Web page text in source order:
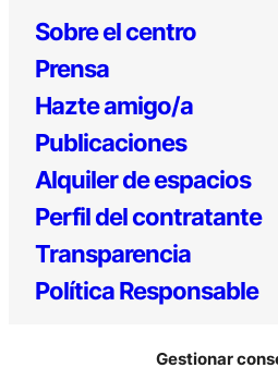
Gestionar
Sobre el centro
Prensa
Hazte amigo/a
Publicaciones
Alquiler de espacios
Perfil del contratante
Transparencia
Política Responsable